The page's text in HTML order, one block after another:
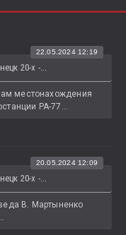
20-х -...
22.05.2024 12:19
местонахождения
РА-77...
20-х -...
20.05.2024 12:09
В. Мартыненко